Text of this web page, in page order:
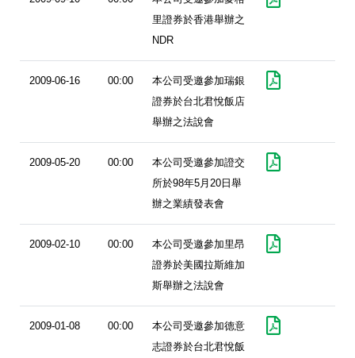
里證券於香港舉辦之
NDR
2009-06-16 00:00
本公司受邀參加瑞銀
證券於台北君悅飯店
舉辦之法說會
2009-05-20 00:00
本公司受邀參加證交
所於98年5月20日舉
辦之業績發表會
2009-02-10 00:00
本公司受邀參加里昂
證券於美國拉斯維加
斯舉辦之法說會
2009-01-08 00:00
本公司受邀參加德意
志證券於台北君悅飯